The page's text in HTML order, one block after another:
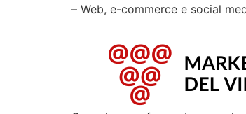
– Web, e-commerce e social